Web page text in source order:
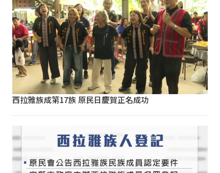
西拉雅族成第17族 原民日慶賀正名成功